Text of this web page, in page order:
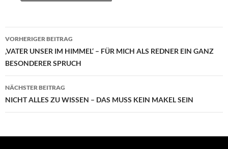
Beitragsnavigation
VORHERIGER BEITRAG
‚VATER UNSER IM HIMMEL‘ – FÜR MICH ALS REDNER EIN GANZ
BESONDERER SPRUCH
NÄCHSTER BEITRAG
NICHT ALLES ZU WISSEN – DAS MUSS KEIN MAKEL SEIN